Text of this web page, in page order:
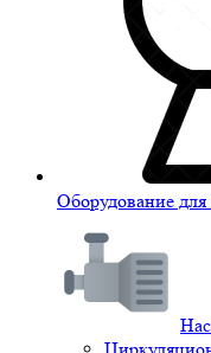
Оборудование для